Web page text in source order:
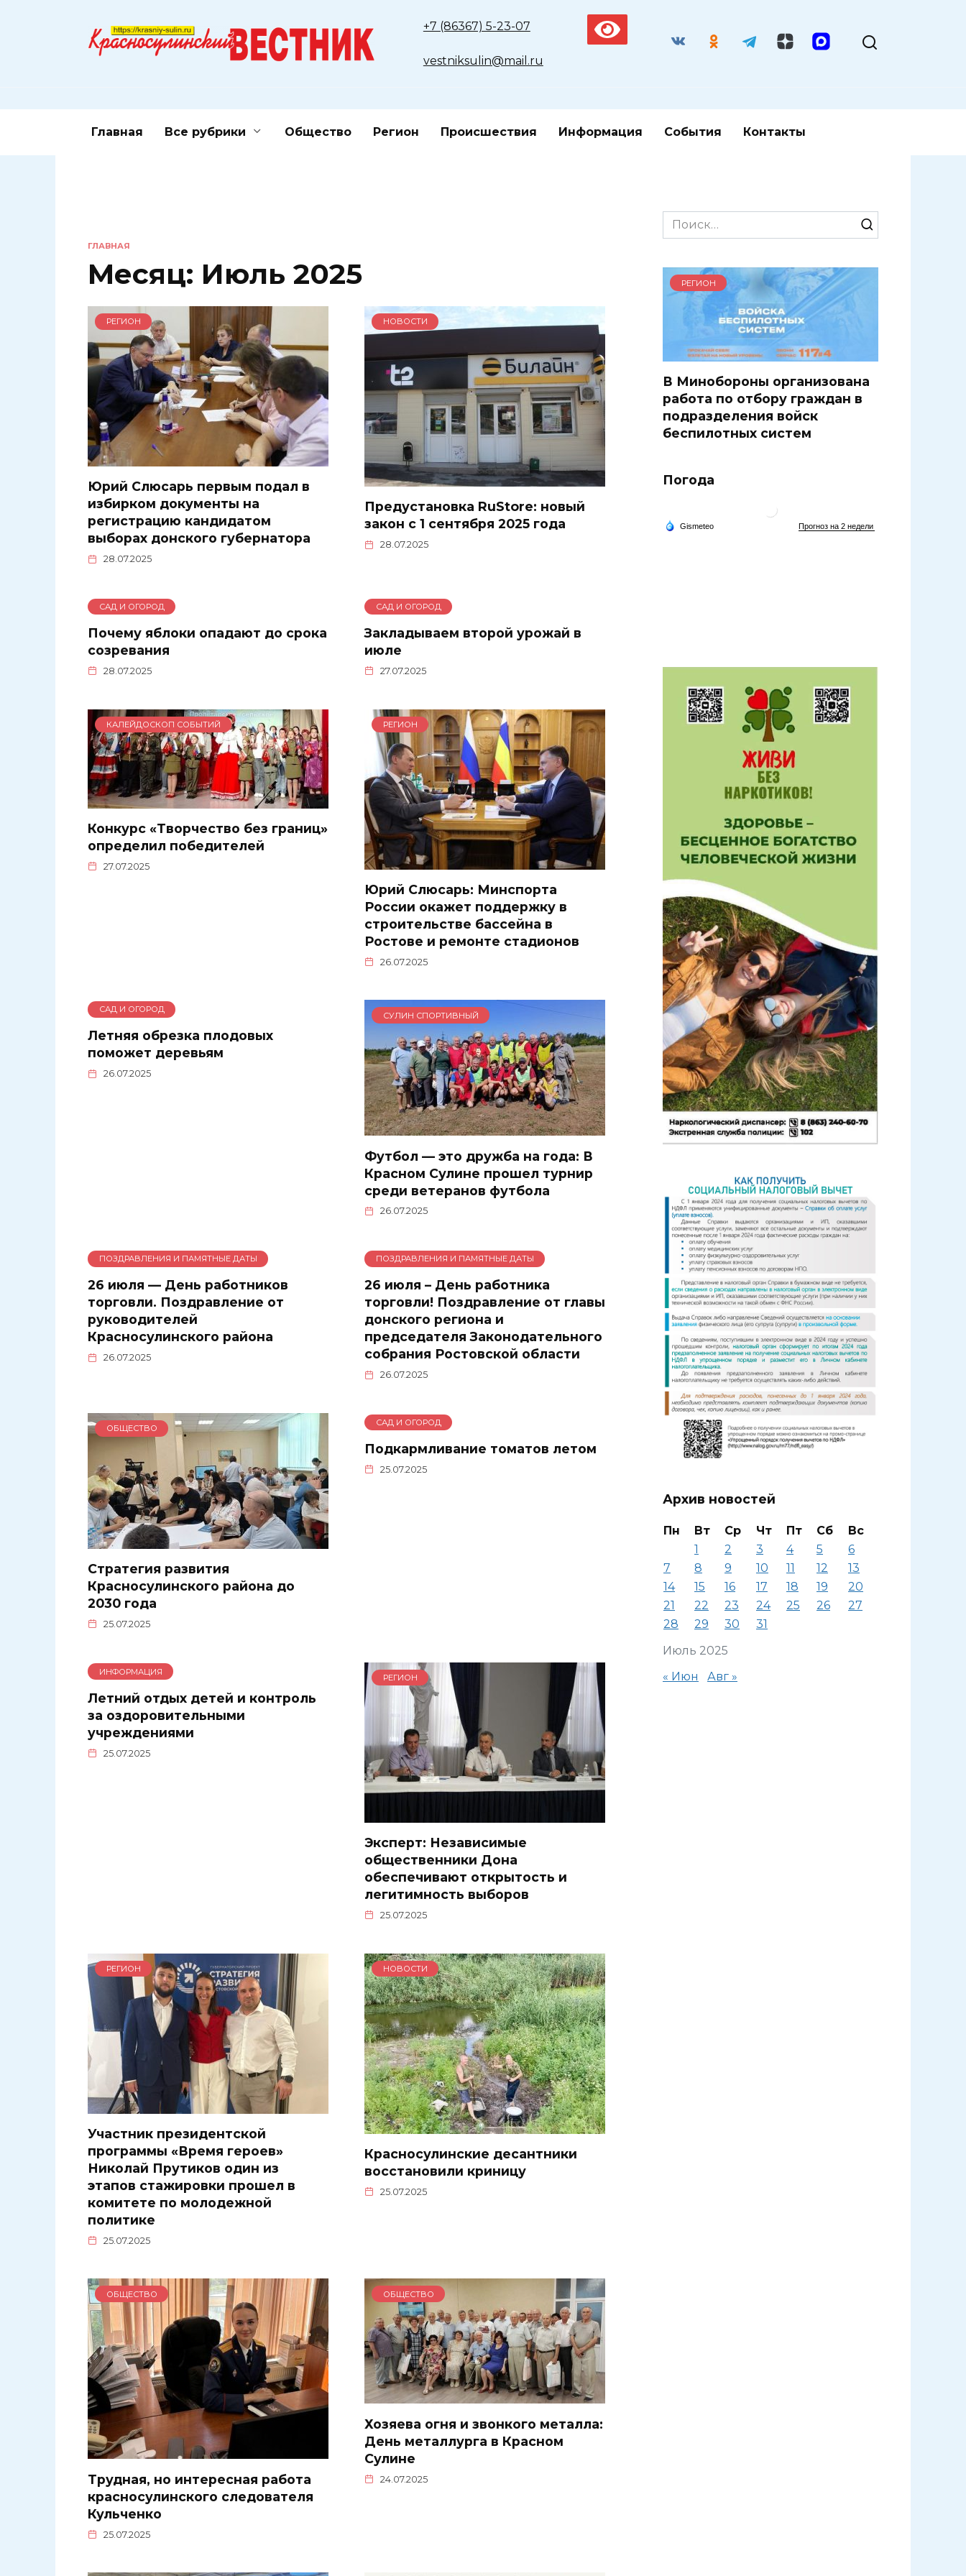
+7 (86367) 5-23-07
vestniksulin@mail.ru
Главная Все рубрики Общество Регион Происшествия Информация События Контакты
ГЛАВНАЯ
Месяц: Июль 2025
РЕГИОН
Юрий Слюсарь первым подал в
избирком документы на
регистрацию кандидатом
выборах донского губернатора
28.07.2025
НОВОСТИ
Предустановка RuStore: новый
закон с 1 сентября 2025 года
28.07.2025
САД И ОГОРОД
Почему яблоки опадают до срока
созревания
28.07.2025
САД И ОГОРОД
Закладываем второй урожай в
июле
27.07.2025
КАЛЕЙДОСКОП СОБЫТИЙ
Конкурс «Творчество без границ»
определил победителей
27.07.2025
РЕГИОН
Юрий Слюсарь: Минспорта
России окажет поддержку в
строительстве бассейна в
Ростове и ремонте стадионов
26.07.2025
САД И ОГОРОД
Летняя обрезка плодовых
поможет деревьям
26.07.2025
СУЛИН СПОРТИВНЫЙ
Футбол — это дружба на года: В
Красном Сулине прошел турнир
среди ветеранов футбола
26.07.2025
ПОЗДРАВЛЕНИЯ И ПАМЯТНЫЕ ДАТЫ
26 июля — День работников
торговли. Поздравление от
руководителей
Красносулинского района
26.07.2025
ПОЗДРАВЛЕНИЯ И ПАМЯТНЫЕ ДАТЫ
26 июля – День работника
торговли! Поздравление от главы
донского региона и
председателя Законодательного
собрания Ростовской области
26.07.2025
ОБЩЕСТВО
Стратегия развития
Красносулинского района до
2030 года
25.07.2025
САД И ОГОРОД
Подкармливание томатов летом
25.07.2025
ИНФОРМАЦИЯ
Летний отдых детей и контроль
за оздоровительными
учреждениями
25.07.2025
РЕГИОН
Эксперт: Независимые
общественники Дона
обеспечивают открытость и
легитимность выборов
25.07.2025
РЕГИОН
Участник президентской
программы «Время героев»
Николай Прутиков один из
этапов стажировки прошел в
комитете по молодежной
политике
25.07.2025
НОВОСТИ
Красносулинские десантники
восстановили криницу
25.07.2025
ОБЩЕСТВО
Трудная, но интересная работа
красносулинского следователя
Кульченко
25.07.2025
ОБЩЕСТВО
Хозяева огня и звонкого металла:
День металлурга в Красном
Сулине
24.07.2025
Search
for:
РЕГИОН
В Минобороны организована
работа по отбору граждан в
подразделения войск
беспилотных систем
Погода
Архив новостей
Июль 2025
Пн Вт Ср Чт Пт Сб
Вс
1
2 3 4 5
6
7
8 9 10 11 12
13
14
15 16 17 18 19
20
21
22 23 24 25 26
27
28
29 30 31
« Июн Авг »